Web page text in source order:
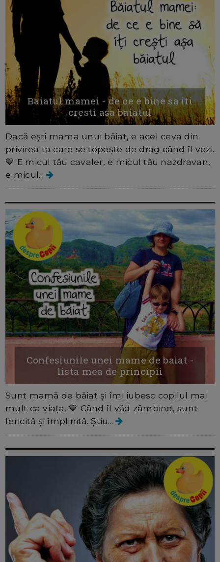
Baiatul mamei - de ce e bine sa iti
cresti asa baiatul
Dacă ești mama unui băiat, e acel ceva din
privirea ta care se topește de drag când îl vezi.
💙 E micul tău cavaler, e micul tău nazdravan,
e micul...
Confesiunile unei mame de baiat -
lista mea de principii
Sunt mamă de băiat și îmi iubesc copilul mai
mult ca viața. 💙 Când îl văd zâmbind, sunt
fericită și împlinită. Știu...